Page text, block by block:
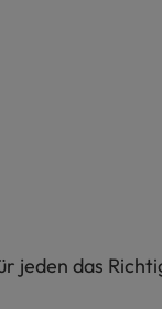
jeden das